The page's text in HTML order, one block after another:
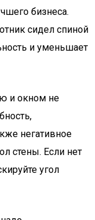
бизнеса.
сидел спиной
и уменьшает
и окном не
негативное
стены. Если нет
угол